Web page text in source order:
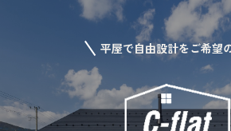
平屋で自由設計をご希望